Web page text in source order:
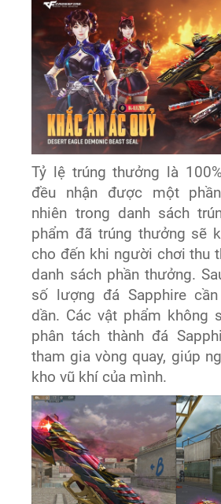
Tỷ lệ trúng thưởng là
đều nhận được một
nhiên trong danh sách
phẩm đã trúng thưởng sẽ
cho đến khi người chơi thu
danh sách phần thưởng.
số lượng đá Sapphire
dần. Các vật phẩm không
phân tách thành đá
tham gia vòng quay, giúp
kho vũ khí của mình.